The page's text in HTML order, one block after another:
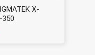
X-
350